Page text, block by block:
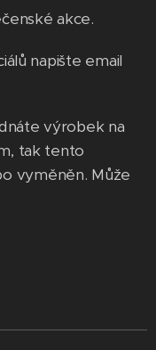
akce.
napište email
výrobek na
tak tento
vyměněn. Může